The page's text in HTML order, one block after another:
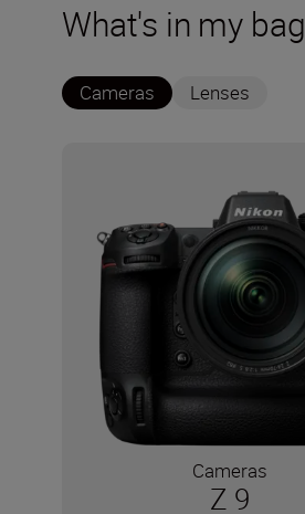
What's in my bag
Cameras Lenses
Cameras
Z 9